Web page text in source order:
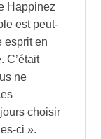
Happinez
est peut-
esprit en
C’était
ne
choisir
ci ».